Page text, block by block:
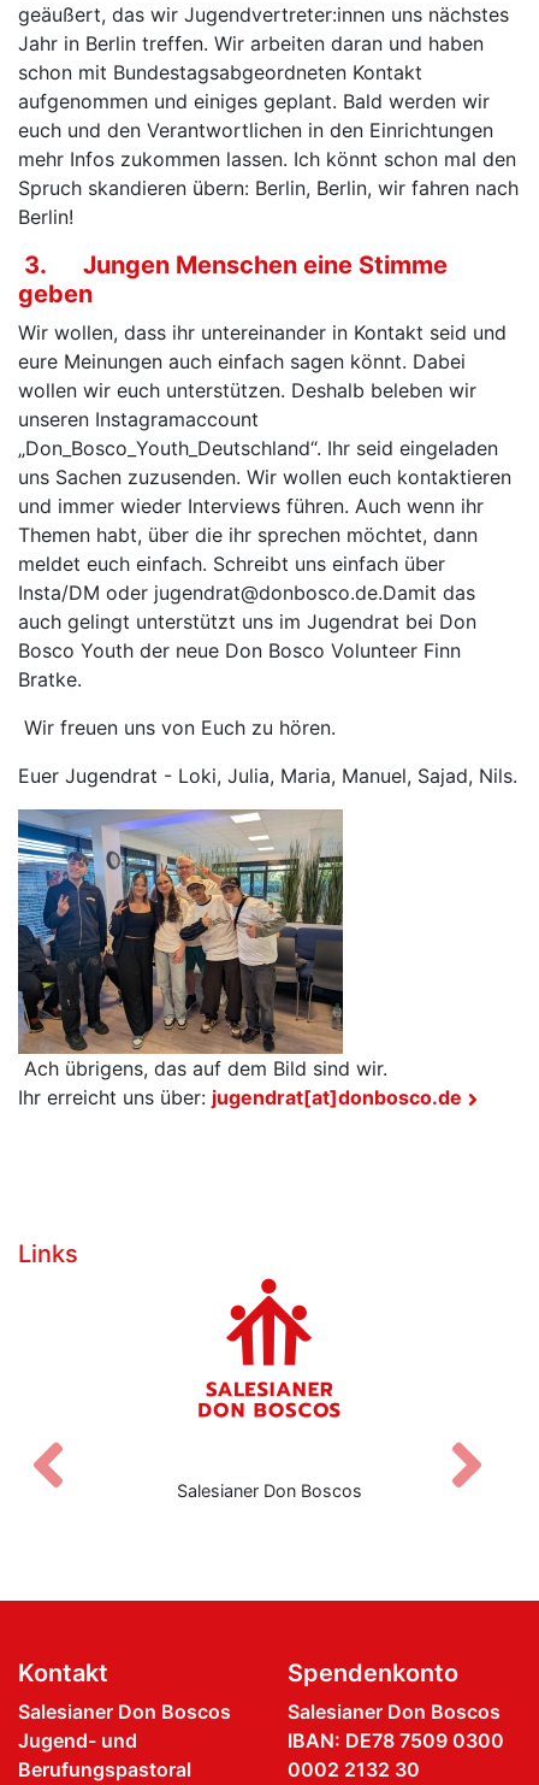
geäußert, das wir Jugendvertreter:innen uns nächstes
Jahr in Berlin treffen. Wir arbeiten daran und haben
schon mit Bundestagsabgeordneten Kontakt
aufgenommen und einiges geplant. Bald werden wir
euch und den Verantwortlichen in den Einrichtungen
mehr Infos zukommen lassen. Ich könnt schon mal den
Spruch skandieren übern: Berlin, Berlin, wir fahren nach
Berlin!
3. Jungen Menschen eine Stimme
geben
Wir wollen, dass ihr untereinander in Kontakt seid und
eure Meinungen auch einfach sagen könnt. Dabei
wollen wir euch unterstützen. Deshalb beleben wir
unseren Instagramaccount
„Don_Bosco_Youth_Deutschland“. Ihr seid eingeladen
uns Sachen zuzusenden. Wir wollen euch kontaktieren
und immer wieder Interviews führen. Auch wenn ihr
Themen habt, über die ihr sprechen möchtet, dann
meldet euch einfach. Schreibt uns einfach über
Insta/DM oder jugendrat@donbosco.de.Damit das
auch gelingt unterstützt uns im Jugendrat bei Don
Bosco Youth der neue Don Bosco Volunteer Finn
Bratke.
Wir freuen uns von Euch zu hören.
Euer Jugendrat - Loki, Julia, Maria, Manuel, Sajad, Nils.
Ach übrigens, das auf dem Bild sind wir.
Ihr erreicht uns über: jugendrat[at]donbosco.de
Links
Salesianer Don Boscos
Zurück
Kontakt
Salesianer Don Boscos
Jugend- und
Berufungspastoral
Spendenkonto
Salesianer Don Boscos
IBAN: DE78 7509 0300
0002 2132 30